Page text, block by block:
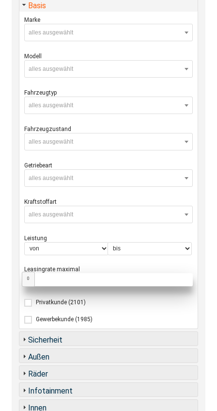
Basis
Marke
alles ausgewählt
Modell
alles ausgewählt
Fahrzeugtyp
alles ausgewählt
Fahrzeugzustand
alles ausgewählt
Getriebeart
alles ausgewählt
Kraftstoffart
alles ausgewählt
Leistung
Leasingrate maximal
0
Privatkunde (2101)
Gewerbekunde (1985)
Sicherheit
Außen
Räder
Infotainment
Innen